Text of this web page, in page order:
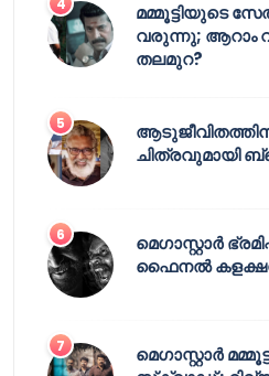
മമ്മൂട്ടിയുടെ
വരുന്നു; ആറാം
തലമുറ?
ചിത്രവുമായി
മെഗാസ്റ്റാർ
ഫൈനൽ കളക്ഷൻ
മെഗാസ്റ്റാർ